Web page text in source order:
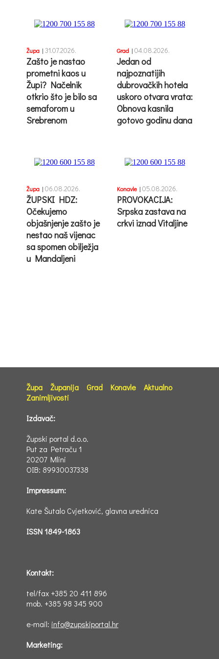
Župa | 31.07.2026.
Zašto je nastao
prometni kaos u
Župi? Načelnik
otkrio što je bilo sa
semaforom u
Srebrenom
Grad | 04.08.2026.
Jedan od
najpoznatijih
dubrovačkih hotela
uskoro otvara vrata:
Obnova kasnila
gotovo godinu dana
Župa | 06.08.2026.
ŽUPSKI HDZ:
Očekujemo
objašnjenje zašto je
nestao naš vijenac
sa spomen obilježja
u Mandaljeni
Konavle | 05.08.2026.
PROVOKACIJA:
Srpska zastava na
crkvi iznad Vitaljine
Župa Županija Grad Konavle
Aktualno
Zanimljivosti
Izdavač:
Župski portal d.o.o.
Put za Petraču 1
20207 Mlini
OIB: 89930037338
Impressum:
Kate Šutalo Cvjetković, glavna urednica
ISSN 1849-1863
Kontakt:
tel/fax +385 20 411 896
mob. +385 98 345 900
e-mail: info@zupskiportal.hr
Marketing: